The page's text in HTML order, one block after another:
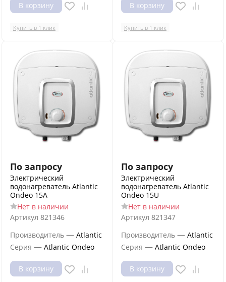
В корзину
Купить в 1 клик
В корзину
Купить в 1 клик
По запросу
Электрический
водонагреватель Atlantic
Ondeo 15A
Нет в наличии
Артикул 821346
Производитель — Atlantic
Серия — Atlantic Ondeo
В корзину
По запросу
Электрический
водонагреватель Atlantic
Ondeo 15U
Нет в наличии
Артикул 821347
Производитель — Atlantic
Серия — Atlantic Ondeo
В корзину